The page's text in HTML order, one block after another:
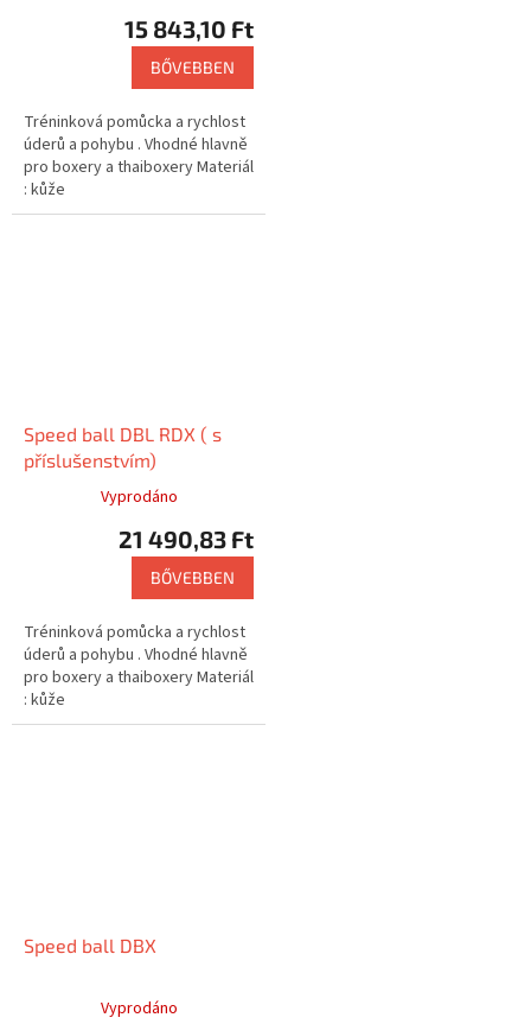
15 843,10 Ft
BŐVEBBEN
Tréninková pomůcka a rychlost
úderů a pohybu . Vhodné hlavně
pro boxery a thaiboxery Materiál
: kůže
Speed ball DBL RDX ( s
příslušenstvím)
Vyprodáno
21 490,83 Ft
BŐVEBBEN
Tréninková pomůcka a rychlost
úderů a pohybu . Vhodné hlavně
pro boxery a thaiboxery Materiál
: kůže
Speed ball DBX
Vyprodáno